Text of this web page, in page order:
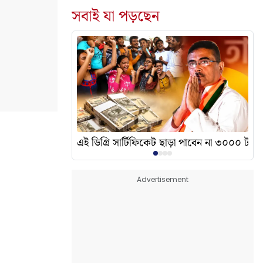
সবাই যা পড়ছেন
এর অর্থ কী?এই ডিগ্রি সার্টিফিকেট ছাড়া পাবেন না ৩০০০ টাকা
Advertisement